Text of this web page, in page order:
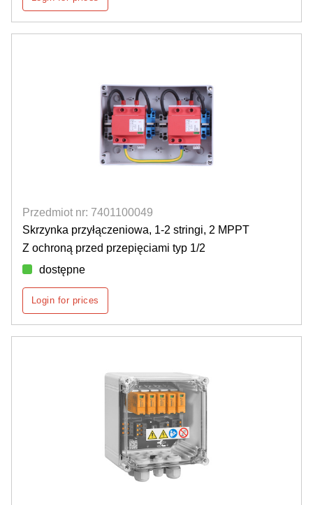
Przedmiot nr: 7401100049
Skrzynka przyłączeniowa, 1-2 stringi, 2 MPPT
Z ochroną przed przepięciami typ 1/2
dostępne
Login for prices